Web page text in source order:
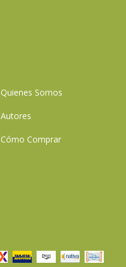
Quienes Somos
Autores
Cómo Comprar